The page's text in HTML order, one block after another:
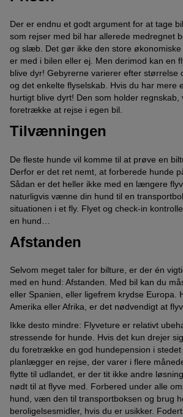
Der er endnu et godt argument for at tage
som rejser med bil har allerede medregnet
og slæb. Det gør ikke den store
er med i bilen eller ej. Men derimod kan en
blive dyr! Gebyrerne varierer efter størrelse
og det enkelte flyselskab. Hvis du har mere
hurtigt blive dyrt! Den som holder
foretrække at rejse i egen bil.
Tilvænningen
De fleste hunde vil komme til at prøve en
Derfor er det ret nemt, at forberede hunde
Sådan er det heller ikke med en længere
naturligvis vænne din hund til en
situationen i et fly. Flyet og check-in
en hund…
Afstanden
Selvom meget taler for bilture, er der én
med en hund: Afstanden. Med bil kan du
eller Spanien, eller ligefrem krydse Europa.
Amerika eller Afrika, er det nødvendigt at
Ikke desto mindre: Flyveture er relativt
stressende for hunde. Hvis det kun drejer
du foretrække en god hundepension i stedet
planlægger en rejse, der varer i flere
flytte til udlandet, er der tit ikke andre
nødt til at flyve med. Forbered under alle
hund, væn den til transportboksen og brug
beroligelsesmidler, hvis du er usikker.